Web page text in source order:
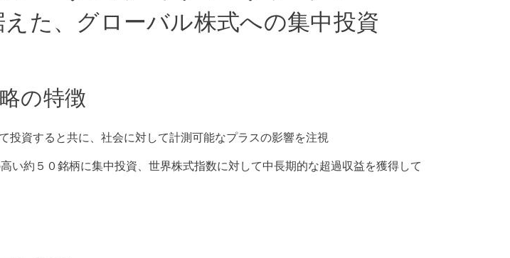
た、グローバル株式への集中投資
の特徴
投資すると共に、社会に対して計測可能なプラスの影響を注視
い約５０銘柄に集中投資、世界株式指数に対して中長期的な超過収益を獲得して